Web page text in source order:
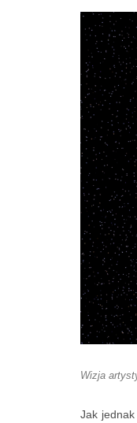
Wizja
Jak